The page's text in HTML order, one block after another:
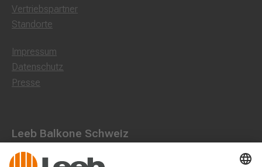
Vertriebspartner
Standorte
Impressum
Datenschutz
Presse
Leeb Balkone Schweiz
Landstraße 71, 8750 Glarus